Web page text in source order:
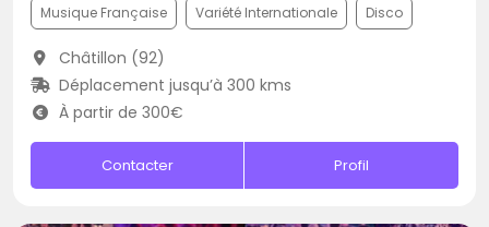
Musique Française Variété Internationale Disco
Châtillon (92)
Déplacement jusqu’à 300 kms
À partir de 300€
Contacter Profil